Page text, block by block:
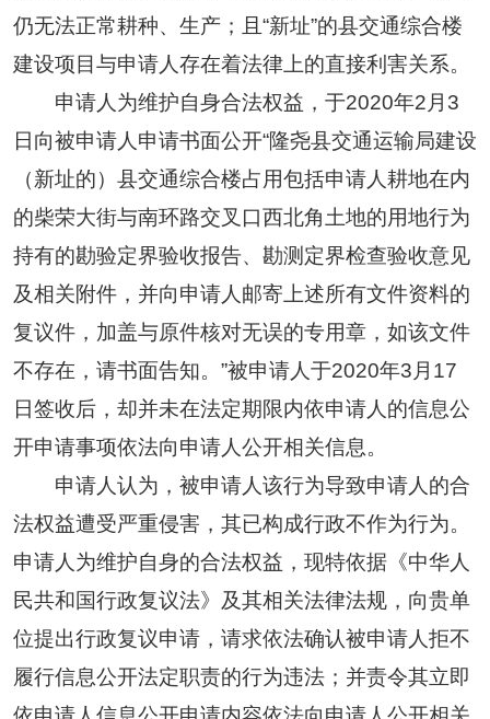
仍无法正常耕种、生产；且“新址”的县交通综合楼
建设项目与申请人存在着法律上的直接利害关系。
申请人为维护自身合法权益，于2020年2月3
日向被申请人申请书面公开“隆尧县交通运输局建设
（新址的）县交通综合楼占用包括申请人耕地在内
的柴荣大街与南环路交叉口西北角土地的用地行为
持有的勘验定界验收报告、勘测定界检查验收意见
及相关附件，并向申请人邮寄上述所有文件资料的
复议件，加盖与原件核对无误的专用章，如该文件
不存在，请书面告知。”被申请人于2020年3月17
日签收后，却并未在法定期限内依申请人的信息公
开申请事项依法向申请人公开相关信息。
申请人认为，被申请人该行为导致申请人的合
法权益遭受严重侵害，其已构成行政不作为行为。
申请人为维护自身的合法权益，现特依据《中华人
民共和国行政复议法》及其相关法律法规，向贵单
位提出行政复议申请，请求依法确认被申请人拒不
履行信息公开法定职责的行为违法；并责令其立即